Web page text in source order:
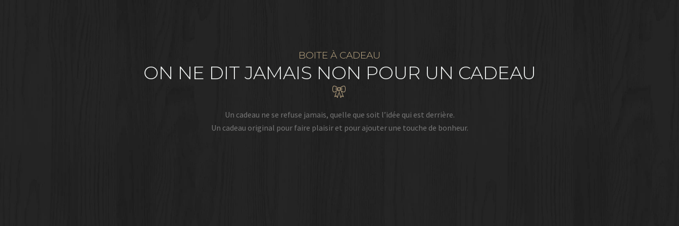
BOITE À CADEAU
ON NE DIT JAMAIS NON POUR UN CADEAU
Un cadeau ne se refuse jamais, quelle que soit l’idée qui est derrière.
Un cadeau original pour faire plaisir et pour ajouter une touche de bonheur.